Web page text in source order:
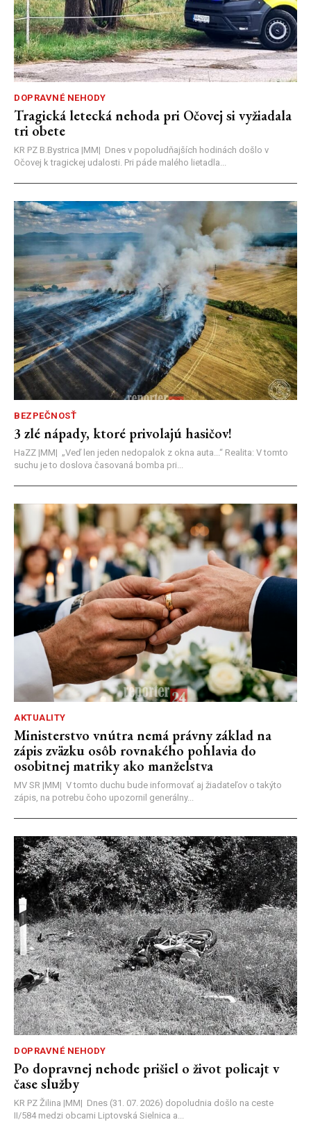
DOPRAVNÉ NEHODY
Tragická letecká nehoda pri Očovej si vyžiadala
tri obete
KR PZ B.Bystrica |MM| Dnes v popoludňajších hodinách došlo v
Očovej k tragickej udalosti. Pri páde malého lietadla...
BEZPEČNOSŤ
3 zlé nápady, ktoré privolajú hasičov!
HaZZ |MM| ​„Veď len jeden nedopalok z okna auta...“ ​Realita: V tomto
suchu je to doslova časovaná bomba pri...
AKTUALITY
Ministerstvo vnútra nemá právny základ na
zápis zväzku osôb rovnakého pohlavia do
osobitnej matriky ako manželstva
MV SR |MM| V tomto duchu bude informovať aj žiadateľov o takýto
zápis, na potrebu čoho upozornil generálny...
DOPRAVNÉ NEHODY
Po dopravnej nehode prišiel o život policajt v
čase služby
KR PZ Žilina |MM| Dnes (31. 07. 2026) dopoludnia došlo na ceste
II/584 medzi obcami Liptovská Sielnica a...